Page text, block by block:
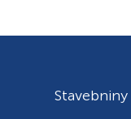
Stavebniny